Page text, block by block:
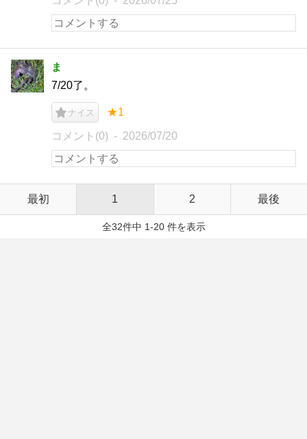
ま
7/20了。
ナイス ★1
コメント(0) 2026/07/20
最初 1 2 最後
全32件中 1-20 件を表示